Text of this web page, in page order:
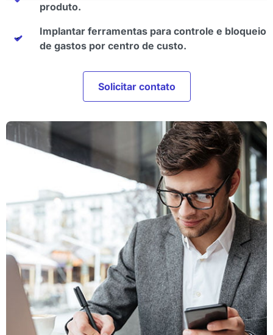
Solicitar contato
produto.
Implantar ferramentas para controle e bloqueio
de gastos por centro de custo.